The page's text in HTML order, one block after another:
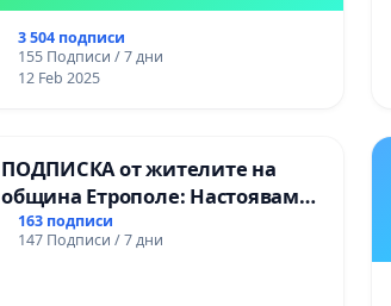
3 504 подписи
155 Подписи / 7 дни
12 Feb 2025
ПОДПИСКА от жителите на
община Етрополе: Настояваме
за ясни гаранции от “Елаците-
МЕД” АД и от държавата, че ще
163 подписи
147 Подписи / 7 дни